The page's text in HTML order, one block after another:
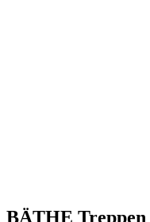
BÄTHE Treppen